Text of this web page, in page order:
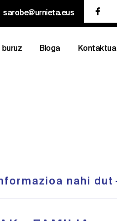
sarobe@urnieta.eus
buruz Bloga Kontaktua
nahi dut